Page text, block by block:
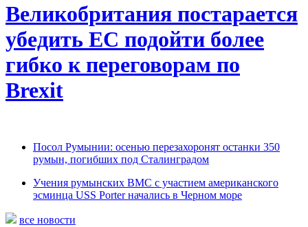
Великобритания постарается
убедить ЕС подойти более
гибко к переговорам по
Brexit
Посол Румынии: осенью перезахоронят останки 350
румын, погибших под Сталинградом
Учения румынских ВМС с участием американского
эсминца USS Porter начались в Черном море
все новости